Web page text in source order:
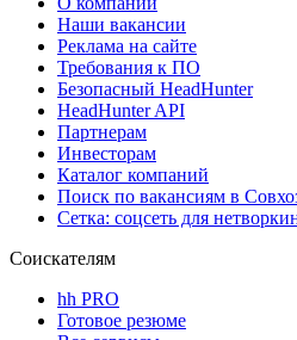
Наши вакансии
Реклама на сайте
Требования к ПО
Безопасный HeadHunter
HeadHunter API
Партнерам
Инвесторам
Каталог компаний
Поиск по вакансиям в
Сетка: соцсеть для
Соискателям
hh PRO
Готовое резюме